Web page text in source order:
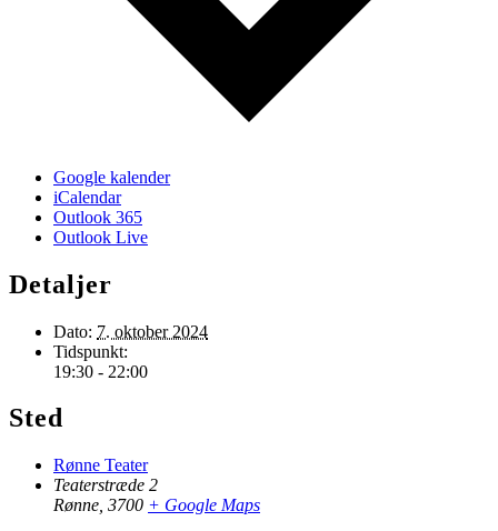
Google kalender
iCalendar
Outlook 365
Outlook Live
Detaljer
Dato: 7. oktober 2024
Tidspunkt:
19:30 - 22:00
Sted
Rønne Teater
Teaterstræde 2
Rønne 3700 + Google Maps